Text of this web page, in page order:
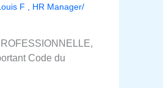
F , HR Manager/
Code du